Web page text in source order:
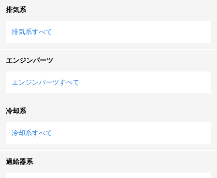
排気系
排気系すべて
エンジンパーツ
エンジンパーツすべて
冷却系
冷却系すべて
過給器系